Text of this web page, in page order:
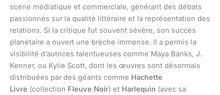
scène médiatique et commerciale, générant des débats
passionnés sur la qualité littéraire et la représentation des
relations. Si la critique fut souvent sévère, son succès
planétaire a ouvert une brèche immense. Il a permis la
visibilité d’autrices talentueuses comme Maya Banks, J.
Kenner, ou Kylie Scott, dont les œuvres sont désormais
distribuées par des géants comme Hachette
Livre (collection Fleuve Noir) et Harlequin (avec sa